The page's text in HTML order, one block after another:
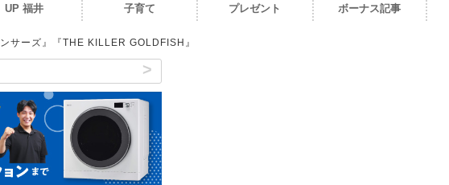
UP 福井 子育て プレゼント ボーナス記事
サーズ』『THE KILLER GOLDFISH』